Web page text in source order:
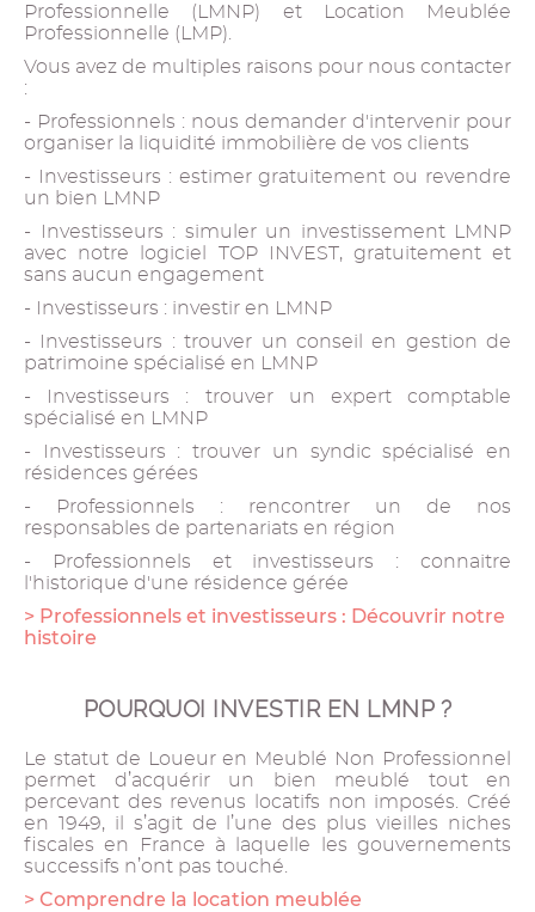
Professionnelle (LMNP) et Location Meublée
Professionnelle (LMP).
Vous avez de multiples raisons pour nous contacter
:
- Professionnels : nous demander d'intervenir pour
organiser la liquidité immobilière de vos clients
- Investisseurs : estimer gratuitement ou revendre
un bien LMNP
- Investisseurs : simuler un investissement LMNP
avec notre logiciel TOP INVEST, gratuitement et
sans aucun engagement
- Investisseurs : investir en LMNP
- Investisseurs : trouver un conseil en gestion de
patrimoine spécialisé en LMNP
- Investisseurs : trouver un expert comptable
spécialisé en LMNP
- Investisseurs : trouver un syndic spécialisé en
résidences gérées
- Professionnels : rencontrer un de nos
responsables de partenariats en région
- Professionnels et investisseurs : connaitre
l'historique d'une résidence gérée
> Professionnels et investisseurs : Découvrir notre
histoire
POURQUOI INVESTIR EN LMNP ?
Le statut de Loueur en Meublé Non Professionnel
permet d’acquérir un bien meublé tout en
percevant des revenus locatifs non imposés. Créé
en 1949, il s’agit de l’une des plus vieilles niches
fiscales en France à laquelle les gouvernements
successifs n’ont pas touché.
> Comprendre la location meublée